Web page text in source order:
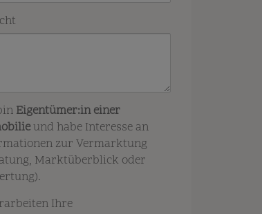
Eigentümer:in einer
und habe Interesse an
zur Vermarktung
Marktüberblick oder
Ihre